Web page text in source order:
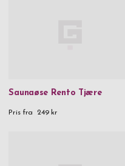
Saunaøse Rento Tjære
Pris fra 249 kr